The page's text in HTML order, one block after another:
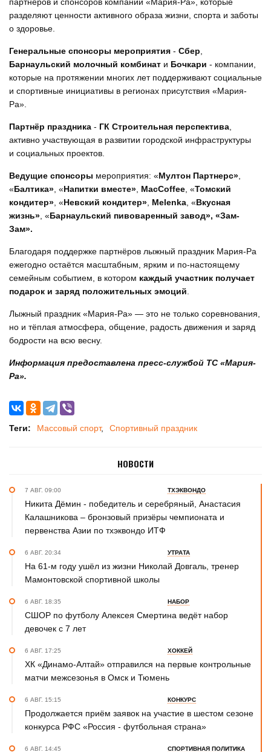
разделяют ценности активного образа жизни, спорта и заботы
о здоровье.
Генеральные спонсоры мероприятия - Сбер
Барнаульский молочный комбинат и Бочкари - компании,
которые на протяжении многих лет поддерживают социальные
и спортивные инициативы в регионах присутствия «Мария-
Ра».
Партнёр праздника - ГК Строительная перспектива
активно участвующая в развитии городской инфраструктуры
и социальных проектов.
Ведущие спонсоры мероприятия: «Мултон Партнерс»
«Балтика» , «Напитки вместе» MacCoffee , «Томский
кондитер» , «Невский кондитер» Melenka , «Вкусная
жизнь» , «Барнаульский пивоваренный завод», «Зам-
Зам».
Благодаря поддержке партнёров лыжный праздник Мария-Ра
ежегодно остаётся масштабным, ярким и по-настоящему
семейным событием, в котором каждый участник получает
подарок и заряд положительных эмоций
Лыжный праздник «Мария-Ра» — это не только соревнования,
но и тёплая атмосфера, общение, радость движения и заряд
бодрости на всю весну.
Информация предоставлена пресс-службой ТС «Мария-
Ра».
Теги: Массовый спорт Спортивный праздник
НОВОСТИ
7 АВГ. 09:00 ТХЭКВОНДО
Никита Дёмин - победитель и серебряный, Анастасия
Калашникова – бронзовый призёры чемпионата и
первенства Азии по тхэквондо ИТФ
6 АВГ. 20:34 УТРАТА
На 61-м году ушёл из жизни Николай Довгаль, тренер
Мамонтовской спортивной школы
6 АВГ. 18:35 НАБОР
СШОР по футболу Алексея Смертина ведёт набор
девочек с 7 лет
6 АВГ. 17:25 ХОККЕЙ
ХК «Динамо-Алтай» отправился на первые контрольные
матчи межсезонья в Омск и Тюмень
6 АВГ. 15:15 КОНКУРС
Продолжается приём заявок на участие в шестом сезоне
конкурса РФС «Россия - футбольная страна»
6 АВГ. 14:45 СПОРТИВНАЯ ПОЛИТИКА